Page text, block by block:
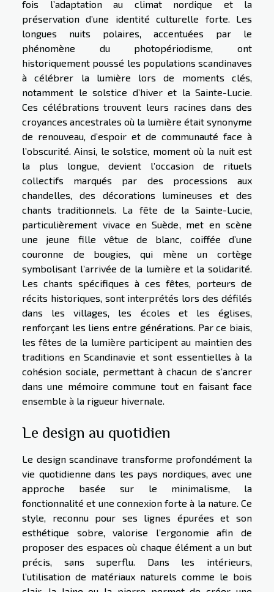
fois l’adaptation au climat nordique et la
préservation d’une identité culturelle forte. Les
longues nuits polaires, accentuées par le
phénomène du photopériodisme, ont
historiquement poussé les populations scandinaves
à célébrer la lumière lors de moments clés,
notamment le solstice d’hiver et la Sainte-Lucie.
Ces célébrations trouvent leurs racines dans des
croyances ancestrales où la lumière était synonyme
de renouveau, d’espoir et de communauté face à
l’obscurité. Ainsi, le solstice, moment où la nuit est
la plus longue, devient l’occasion de rituels
collectifs marqués par des processions aux
chandelles, des décorations lumineuses et des
chants traditionnels. La fête de la Sainte-Lucie,
particulièrement vivace en Suède, met en scène
une jeune fille vêtue de blanc, coiffée d’une
couronne de bougies, qui mène un cortège
symbolisant l’arrivée de la lumière et la solidarité.
Les chants spécifiques à ces fêtes, porteurs de
récits historiques, sont interprétés lors des défilés
dans les villages, les écoles et les églises,
renforçant les liens entre générations. Par ce biais,
les fêtes de la lumière participent au maintien des
traditions en Scandinavie et sont essentielles à la
cohésion sociale, permettant à chacun de s’ancrer
dans une mémoire commune tout en faisant face
ensemble à la rigueur hivernale.
Le design au quotidien
Le design scandinave transforme profondément la
vie quotidienne dans les pays nordiques, avec une
approche basée sur le minimalisme, la
fonctionnalité et une connexion forte à la nature. Ce
style, reconnu pour ses lignes épurées et son
esthétique sobre, valorise l’ergonomie afin de
proposer des espaces où chaque élément a un but
précis, sans superflu. Dans les intérieurs,
l’utilisation de matériaux naturels comme le bois